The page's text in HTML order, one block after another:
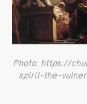
Photo: https://
spirit-the-